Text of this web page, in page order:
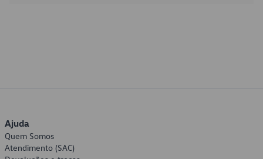
Ajuda
Quem Somos
Atendimento (SAC)